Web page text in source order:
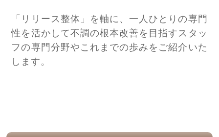
「リリース整体」を軸に、一人ひとりの専門
性を活かして不調の根本改善を目指すスタッ
フの専門分野やこれまでの歩みをご紹介いた
します。